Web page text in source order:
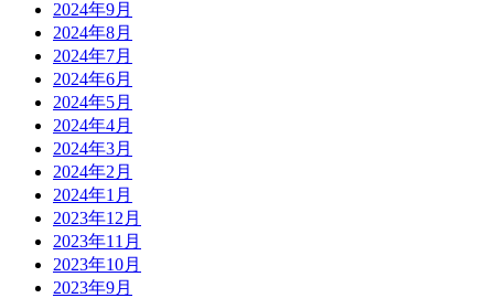
2024年9月
2024年8月
2024年7月
2024年6月
2024年5月
2024年4月
2024年3月
2024年2月
2024年1月
2023年12月
2023年11月
2023年10月
2023年9月